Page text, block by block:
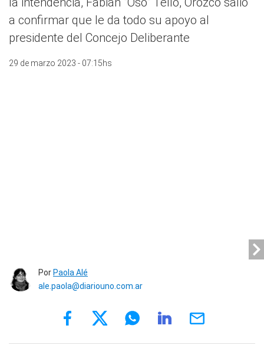
a confirmar que le da todo su apoyo al
presidente del Concejo Deliberante
29 de marzo 2023 - 07:15hs
Por Paola Alé
ale.paola@diariouno.com.ar